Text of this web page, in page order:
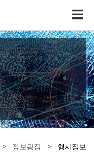
> 정보광장 > 행사정보